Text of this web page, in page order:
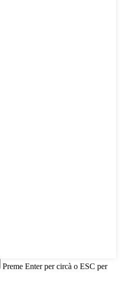
Preme Enter per circà o ESC per